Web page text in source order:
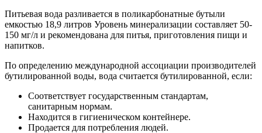
Питьевая вода разливается в поликарбонатные бутыли
емкостью 18,9 литров Уровень минерализации составляет 50-
150 мг/л и рекомендована для питья, приготовления пищи и
напитков.
По определению международной ассоциации производителей
бутилированной воды, вода считается бутилированной, если:
Соответствует государственным стандартам,
санитарным нормам.
Находится в гигиеническом контейнере.
Продается для потребления людей.